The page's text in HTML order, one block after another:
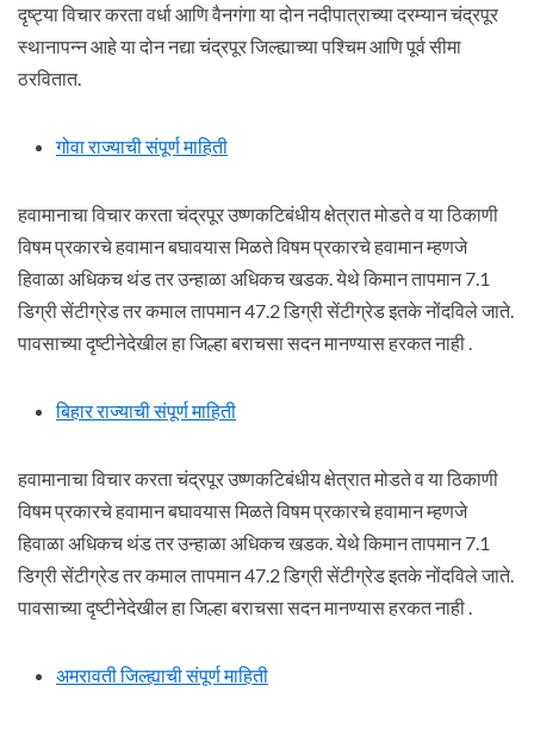
दृष्ट्या विचार करता वर्धा आणि वैनगंगा या दोन नदीपात्राच्या दरम्यान चंद्रपूर
स्थानापन्न आहे या दोन नद्या चंद्रपूर जिल्ह्याच्या पश्चिम आणि पूर्व सीमा
ठरवितात.
गोवा राज्याची संपूर्ण माहिती
हवामानाचा विचार करता चंद्रपूर उष्णकटिबंधीय क्षेत्रात मोडते व या ठिकाणी
विषम प्रकारचे हवामान बघावयास मिळते विषम प्रकारचे हवामान म्हणजे
हिवाळा अधिकच थंड तर उन्हाळा अधिकच खडक. येथे किमान तापमान 7.1
डिग्री सेंटीग्रेड तर कमाल तापमान 47.2 डिग्री सेंटीग्रेड इतके नोंदविले जाते.
पावसाच्या दृष्टीनेदेखील हा जिल्हा बराचसा सदन मानण्यास हरकत नाही .
बिहार राज्याची संपूर्ण माहिती
हवामानाचा विचार करता चंद्रपूर उष्णकटिबंधीय क्षेत्रात मोडते व या ठिकाणी
विषम प्रकारचे हवामान बघावयास मिळते विषम प्रकारचे हवामान म्हणजे
हिवाळा अधिकच थंड तर उन्हाळा अधिकच खडक. येथे किमान तापमान 7.1
डिग्री सेंटीग्रेड तर कमाल तापमान 47.2 डिग्री सेंटीग्रेड इतके नोंदविले जाते.
पावसाच्या दृष्टीनेदेखील हा जिल्हा बराचसा सदन मानण्यास हरकत नाही .
अमरावती जिल्ह्याची संपूर्ण माहिती